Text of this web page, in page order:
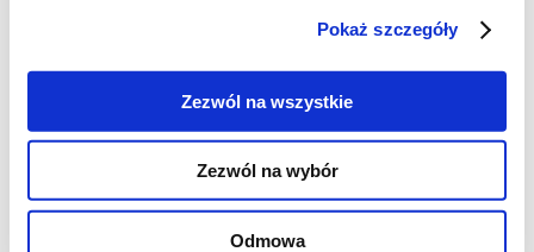
Pokaż szczegóły
Zezwól na wszystkie
Zezwól na wybór
Odmowa
3 jajka
2 łyżki kakao
1,5 łyżeczki proszku do pieczenia
1 płaska łyżeczka sody oczyszczonej
100g gorzkiej czekolady